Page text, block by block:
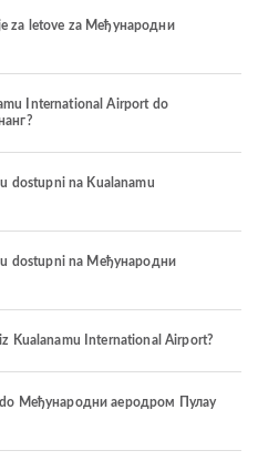
za letove za Међународни
International Airport do
dostupni na Kualanamu
dostupni na Међународни
Kualanamu International Airport?
Међународни аеродром Пулау